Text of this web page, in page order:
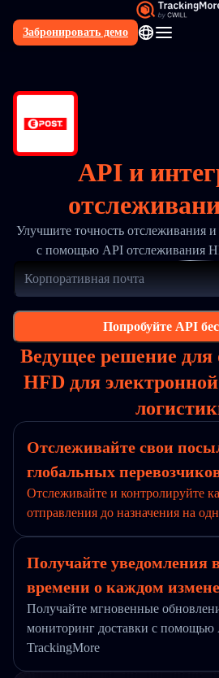
Забронировать демо
RU
API и
Улучшите точность отслеживания и
с помощью API отслеживания
Попробуйте API
Ведущее решение для
HFD для
Отслеживайте свои
глобальных
Отслеживайте и контролируйте
отправления до назначения на
Получайте уведомления
времени о каждом
Получайте мгновенные
мониторинг доставки с помощью
TrackingMore